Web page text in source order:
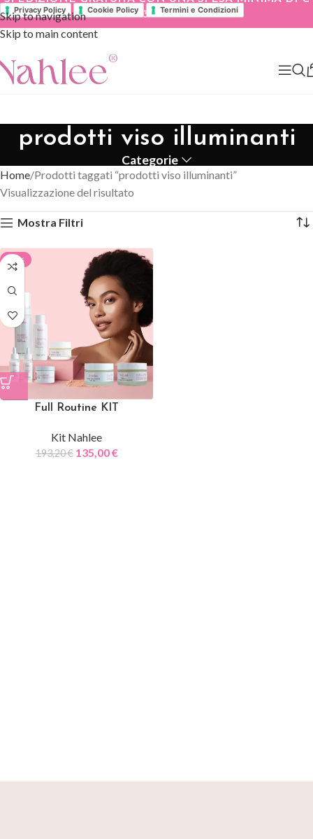
Privacy Policy Cookie Policy Termini e Condizioni
Skip to navigation
Skip to main content
prodotti viso illuminanti
Categorie
Home Prodotti taggati “prodotti viso illuminanti”
Visualizzazione del risultato
Mostra Filtri
-30%
Full Routine KIT
Kit Nahlee
193,20€ 135,00€
39.90